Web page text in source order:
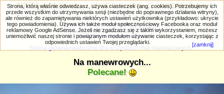
PRIV.gtlodz.eu - czyli trochę ;) inna galeria
Wyszukiwanie zaawansowane
Strona główna widoczne dla wszystkich >Na manewrowych...
Na manewrowych...
Polecane!
Strona, którą właśnie odwiedzasz, używa ciasteczek (ang. cookies). Potrzebujemy ich
przede wszystkim do utrzymywania sesji (niezbędne do poprawnego działania witryny),
ale również do zapamiętywania niektórych ustawień użytkownika (przykładowo: ukrycie
tego powiadomienia). Używa ich także moduł społecznościowy Facebooka oraz moduł
reklamowy Google AdSense. Jeżeli nie zgadzasz się z takim wykorzystaniem, możesz
uniemożliwić naszej stronie i powiązanym modułom używanie ciasteczek, korzystając z
odpowiednich ustawień Twojej przeglądarki.
[zamknij]